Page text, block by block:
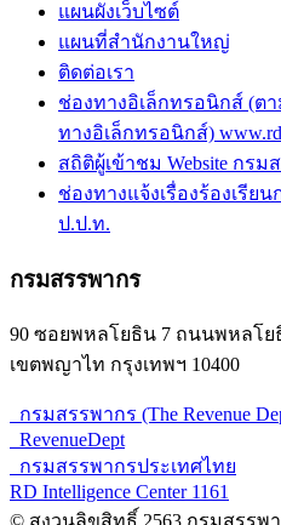
แผนผังเว็บไซต์
แผนที่สำนักงานใหญ่
ติดต่อเรา
ช่องทางอิเล็กทรอนิกส์ (ต
ทางอิเล็กทรอนิกส์)
สถิติผู้เข้าชม Website กรม
ช่องทางแจ้งเรื่องร้องเรี
ป.ป.ท.
กรมสรรพากร
90 ซอยพหลโยธิน 7 ถนนพหลโ
เขตพญาไท กรุงเทพฯ 10400
กรมสรรพากร (The Revenue
RevenueDept
กรมสรรพากรประเทศไทย
RD Intelligence Center 1161